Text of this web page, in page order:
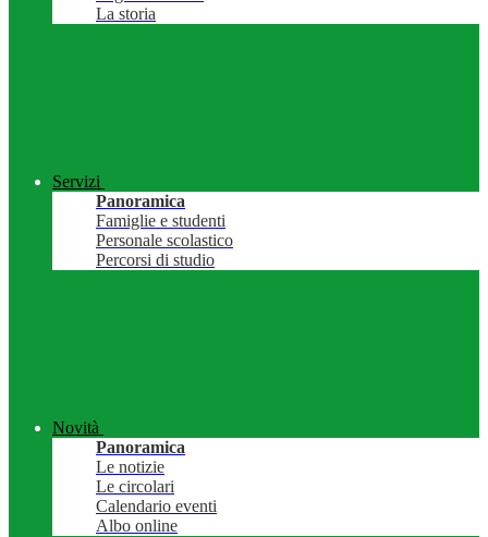
La storia
Servizi
Panoramica
Famiglie e studenti
Personale scolastico
Percorsi di studio
Novità
Panoramica
Le notizie
Le circolari
Calendario eventi
Albo online